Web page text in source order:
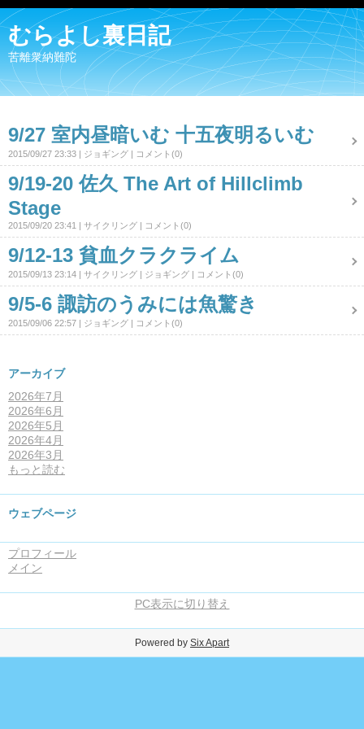
むらよし裏日記
苦離衆納難陀
9/27 室内昼暗いむ 十五夜明るいむ
2015/09/27 23:33 ジョギング コメント(0)
9/19-20 佐久 The Art of Hillclimb
Stage
2015/09/20 23:41 サイクリング コメント(0)
9/12-13 貧血クラクライム
2015/09/13 23:14 サイクリング ジョギング コメント(0)
9/5-6 諏訪のうみには魚驚き
2015/09/06 22:57 ジョギング コメント(0)
アーカイブ
2026年7月
2026年6月
2026年5月
2026年4月
2026年3月
もっと読む
ウェブページ
プロフィール
メイン
PC表示に切り替え
Powered by Six Apart